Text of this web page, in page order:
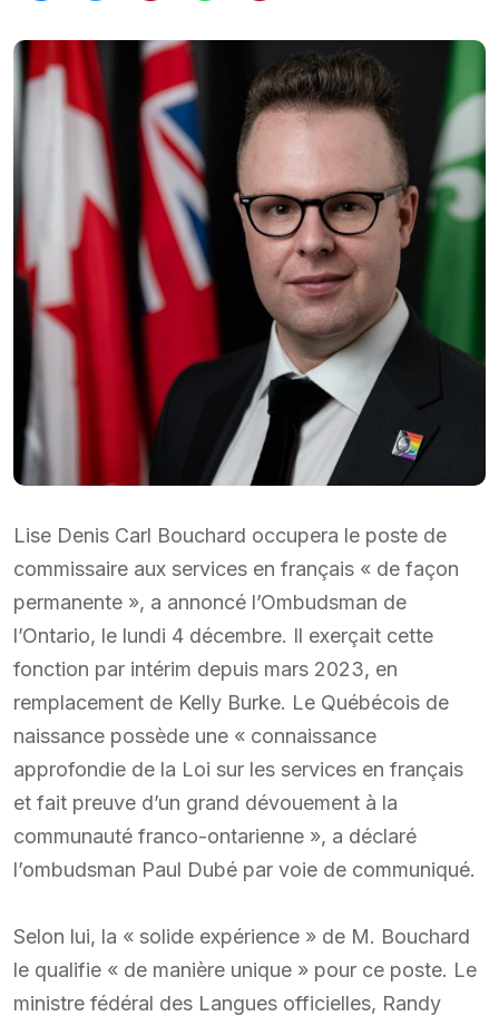
Lise Denis Carl Bouchard occupera le poste de
commissaire aux services en français « de façon
permanente », a annoncé l’Ombudsman de
l’Ontario, le lundi 4 décembre. Il exerçait cette
fonction par intérim depuis mars 2023, en
remplacement de Kelly Burke. Le Québécois de
naissance possède une « connaissance
approfondie de la Loi sur les services en français
et fait preuve d’un grand dévouement à la
communauté franco-ontarienne », a déclaré
l’ombudsman Paul Dubé par voie de communiqué.
Selon lui, la « solide expérience » de M. Bouchard
le qualifie « de manière unique » pour ce poste. Le
ministre fédéral des Langues officielles, Randy